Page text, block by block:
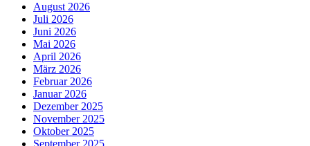
August 2026
Juli 2026
Juni 2026
Mai 2026
April 2026
März 2026
Februar 2026
Januar 2026
Dezember 2025
November 2025
Oktober 2025
September 2025